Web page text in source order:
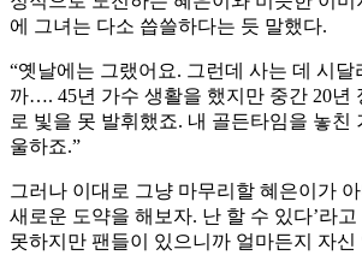
에 그녀는 다소 씁쓸하다는 듯 말했다.
“옛날에는 그랬어요. 그런데 사는 데 시달
까…. 45년 가수 생활을 했지만 중간 20년
로 빛을 못 발휘했죠. 내 골든타임을 놓친
울하죠.”
그러나 이대로 그냥 마무리할 혜은이가 아
새로운 도약을 해보자. 난 할 수 있다’라
못하지만 팬들이 있으니까 얼마든지 자신